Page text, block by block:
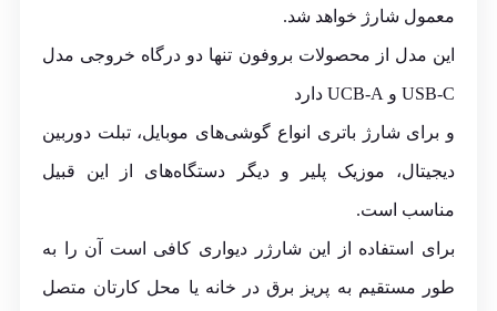
معمول شارژ خواهد شد.
این مدل از محصولات بروفون تنها دو درگاه خروجی مدل
USB-C و UCB-A دارد
و برای شارژ باتری انواع گوشی‌های موبایل، تبلت دوربین
دیجیتال، موزیک پلیر و دیگر دستگاه‌های از این قبیل
مناسب است.
برای استفاده از این شارژر دیواری کافی است آن را به
طور مستقیم به پریز برق در خانه یا محل کارتان متصل